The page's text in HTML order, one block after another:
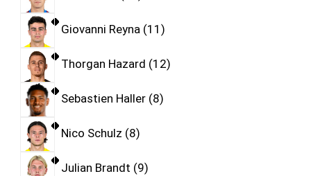
Giovanni Reyna 11
Thorgan Hazard 12
Sebastien Haller 8
Nico Schulz 8
Julian Brandt 9